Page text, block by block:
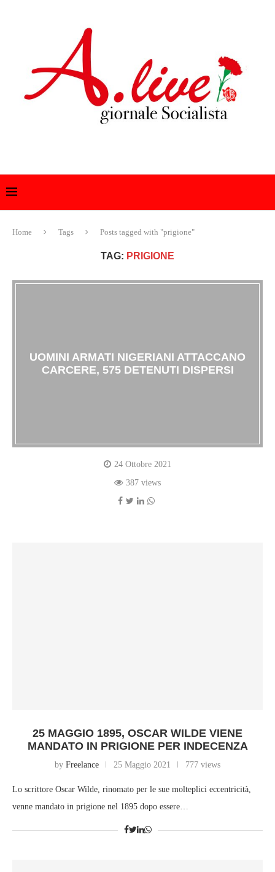
Home Tags Posts tagged with "prigione"
TAG: PRIGIONE
UOMINI ARMATI NIGERIANI ATTACCANO
CARCERE, 575 DETENUTI DISPERSI
24 Ottobre 2021
387 views
25 MAGGIO 1895, OSCAR WILDE VIENE
MANDATO IN PRIGIONE PER INDECENZA
by Freelance 25 Maggio 2021 777 views
Lo scrittore Oscar Wilde, rinomato per le sue molteplici eccentricità,
venne mandato in prigione nel 1895 dopo essere…